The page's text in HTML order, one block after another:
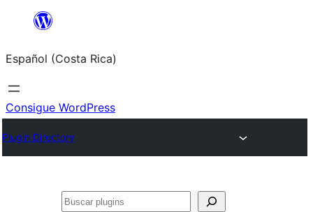
Saltar
contenido
Español (Costa Rica)
Consigue WordPress
Plugin Directory
Buscar